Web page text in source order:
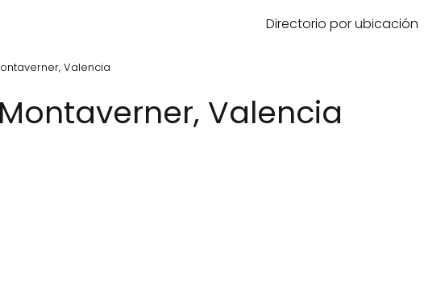
Directorio por ubicación
Valencia
Montaverner, Valencia